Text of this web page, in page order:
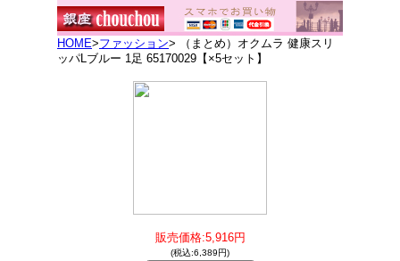
HOME>ファッション> （まとめ）オクムラ 健康スリ
ッパLブルー 1足 65170029【×5セット】
販売価格:5,916円
(税込:6,389円)